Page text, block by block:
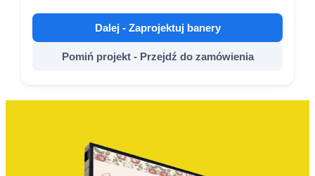
Dalej - Zaprojektuj banery
Pomiń projekt - Przejdź do zamówienia